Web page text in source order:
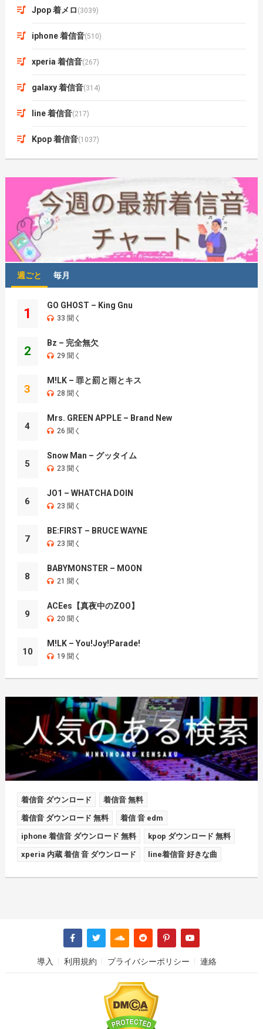
Jpop 着メロ (3039)
iphone 着信音(510)
xperia 着信音(267)
galaxy 着信音(314)
line 着信音(217)
Kpop 着信音(1037)
週ごと 毎月
1
GO GHOST – King Gnu
33 聞く
2
Bz – 完全無欠
29 聞く
3
M!LK – 罪と罰と雨とキス
28 聞く
4
Mrs. GREEN APPLE – Brand New
26 聞く
5
Snow Man – グッタイム
23 聞く
6
JO1 – WHATCHA DOIN
23 聞く
7
BE:FIRST – BRUCE WAYNE
23 聞く
8
BABYMONSTER – MOON
21 聞く
9
ACEes【真夜中のZOO】
20 聞く
10
M!LK – You!Joy!Parade!
19 聞く
着信音 ダウンロード 着信音 無料
着信音 ダウンロード 無料 着信 音 edm
iphone 着信音 ダウンロード 無料 kpop ダウンロード 無料
xperia 内蔵 着信 音 ダウンロード line着信音 好きな曲
導入 利用規約 プライバシーポリシー 連絡